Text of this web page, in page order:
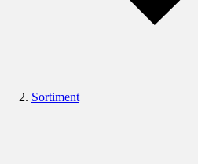
Sortiment